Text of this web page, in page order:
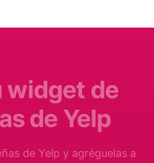
widget de
de Yelp
de Yelp y agréguelas a